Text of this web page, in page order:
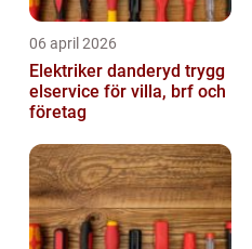
06 april 2026
Elektriker danderyd trygg
elservice för villa, brf och
företag